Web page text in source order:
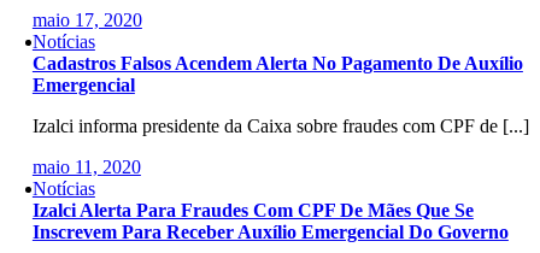
maio 17, 2020
Notícias
Cadastros Falsos Acendem Alerta No Pagamento De Auxílio
Emergencial
Izalci informa presidente da Caixa sobre fraudes com CPF de [...]
maio 11, 2020
Notícias
Izalci Alerta Para Fraudes Com CPF De Mães Que Se
Inscrevem Para Receber Auxílio Emergencial Do Governo